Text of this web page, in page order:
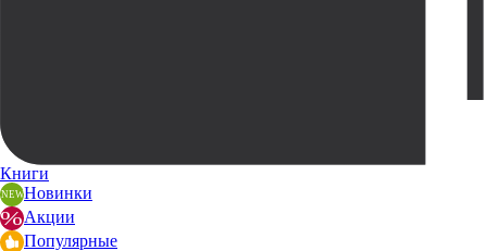
Книги
Новинки
Акции
Популярные